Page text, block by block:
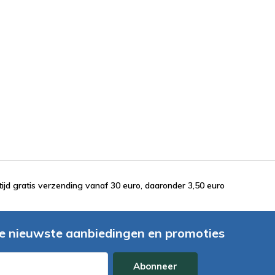
gratis verzending vanaf 30 euro, daaronder 3,50 euro
nieuwste aanbiedingen en promoties
Abonneer